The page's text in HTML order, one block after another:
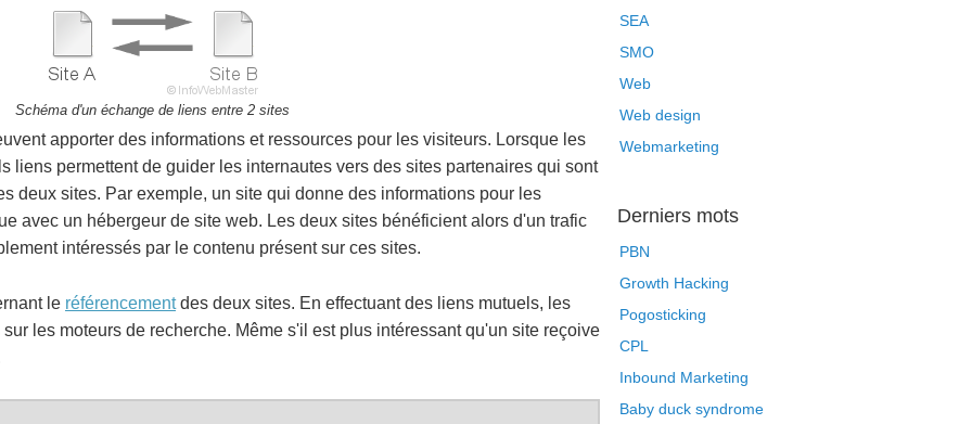
SEA
SMO
Web
Web design
Webmarketing
Derniers mots
PBN
Growth Hacking
Pogosticking
CPL
Inbound Marketing
Baby duck syndrome
Schéma d'un échange de liens entre 2 sites
apporter des informations et ressources pour les visiteurs. Lorsque les
liens permettent de guider les internautes vers des sites partenaires qui sont
deux sites. Par exemple, un site qui donne des informations pour les
avec un hébergeur de site web. Les deux sites bénéficient alors d'un trafic
intéressés par le contenu présent sur ces sites.
le référencementdes deux sites. En effectuant des liens mutuels, les
les moteurs de recherche. Même s'il est plus intéressant qu'un site reçoive